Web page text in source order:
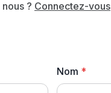
? Connectez-vous
Nom *